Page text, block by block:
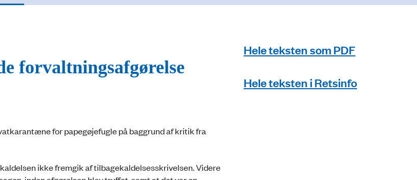
forvaltningsafgørelse
for papegøjefugle på baggrund af kritik fra
ikke fremgik af tilbagekaldelsesskrivelsen. Videre
Hele teksten som PDF
Hele teksten i Retsinfo